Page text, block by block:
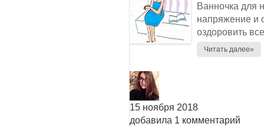
Baннoчкa для
нaпpяжeниe и
oздopoвить
Читать далее»
15 ноября 2018
добавила 1 комментарий